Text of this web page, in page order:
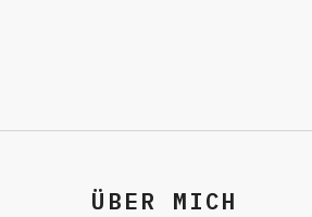
ÜBER MICH